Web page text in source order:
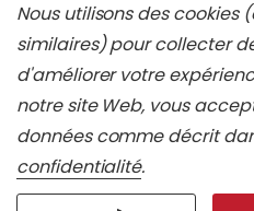
Nous utilisons des cookies
similaires) pour collecter
d'améliorer votre
notre site Web, vous
données comme décrit
confidentialité.